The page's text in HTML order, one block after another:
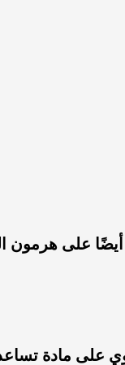
على هرمون
على مادة